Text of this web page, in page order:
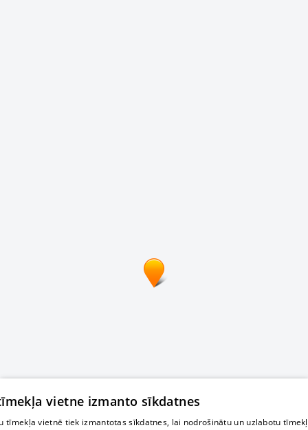
vietne izmanto sīkdatnes
tīmekļa vietnē tiek izmantotas sīkdatnes, lai nodrošinātu un uzlabotu